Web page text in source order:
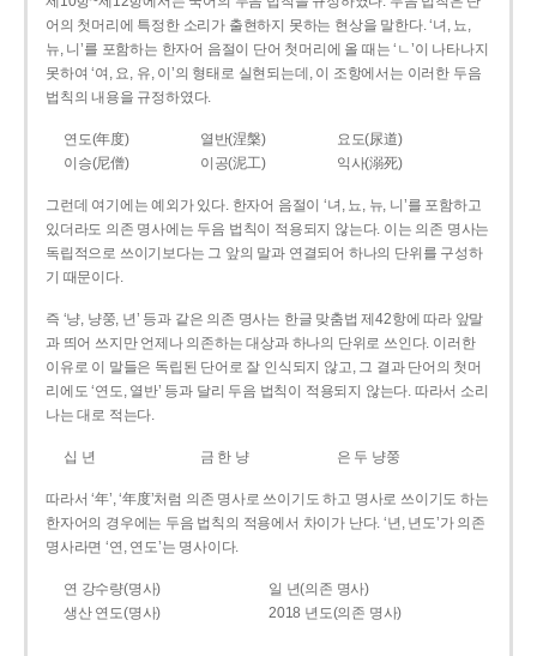
어의 첫머리에 특정한 소리가 출현하지 못하는 현상을 말한다. ‘녀, 뇨,
뉴, 니’를 포함하는 한자어 음절이 단어 첫머리에 올 때는 ‘ㄴ’이 나타나지
못하여 ‘여, 요, 유, 이’의 형태로 실현되는데, 이 조항에서는 이러한 두음
법칙의 내용을 규정하였다.
연도(年度) 열반(涅槃)
요도(尿道)
이승(尼僧)
이공(泥工) 익사(溺死)
그런데 여기에는 예외가 있다. 한자어 음절이 ‘녀, 뇨, 뉴, 니’를 포함하고
있더라도 의존 명사에는 두음 법칙이 적용되지 않는다. 이는 의존 명사는
독립적으로 쓰이기보다는 그 앞의 말과 연결되어 하나의 단위를 구성하
기 때문이다.
즉 ‘냥, 냥쭝, 년’ 등과 같은 의존 명사는 한글 맞춤법 제42항에 따라 앞말
과 띄어 쓰지만 언제나 의존하는 대상과 하나의 단위로 쓰인다. 이러한
이유로 이 말들은 독립된 단어로 잘 인식되지 않고, 그 결과 단어의 첫머
리에도 ‘연도, 열반’ 등과 달리 두음 법칙이 적용되지 않는다. 따라서 소리
나는 대로 적는다.
십 년 금 한 냥 은 두 냥쭝
따라서 ‘年’, ‘年度’처럼 의존 명사로 쓰이기도 하고 명사로 쓰이기도 하는
한자어의 경우에는 두음 법칙의 적용에서 차이가 난다. ‘년, 년도’가 의존
명사라면 ‘연, 연도’는 명사이다.
연 강수량(명사)
일 년(의존 명사)
생산 연도(명사)
2018 년도(의존 명사)